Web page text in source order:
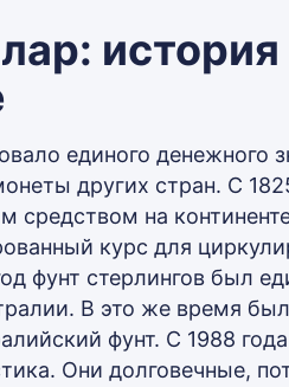
история
единого денежного
других стран. С
на
курс для
фунт стерлингов был
В это же время
фунт. С 1988
Они долговечные,